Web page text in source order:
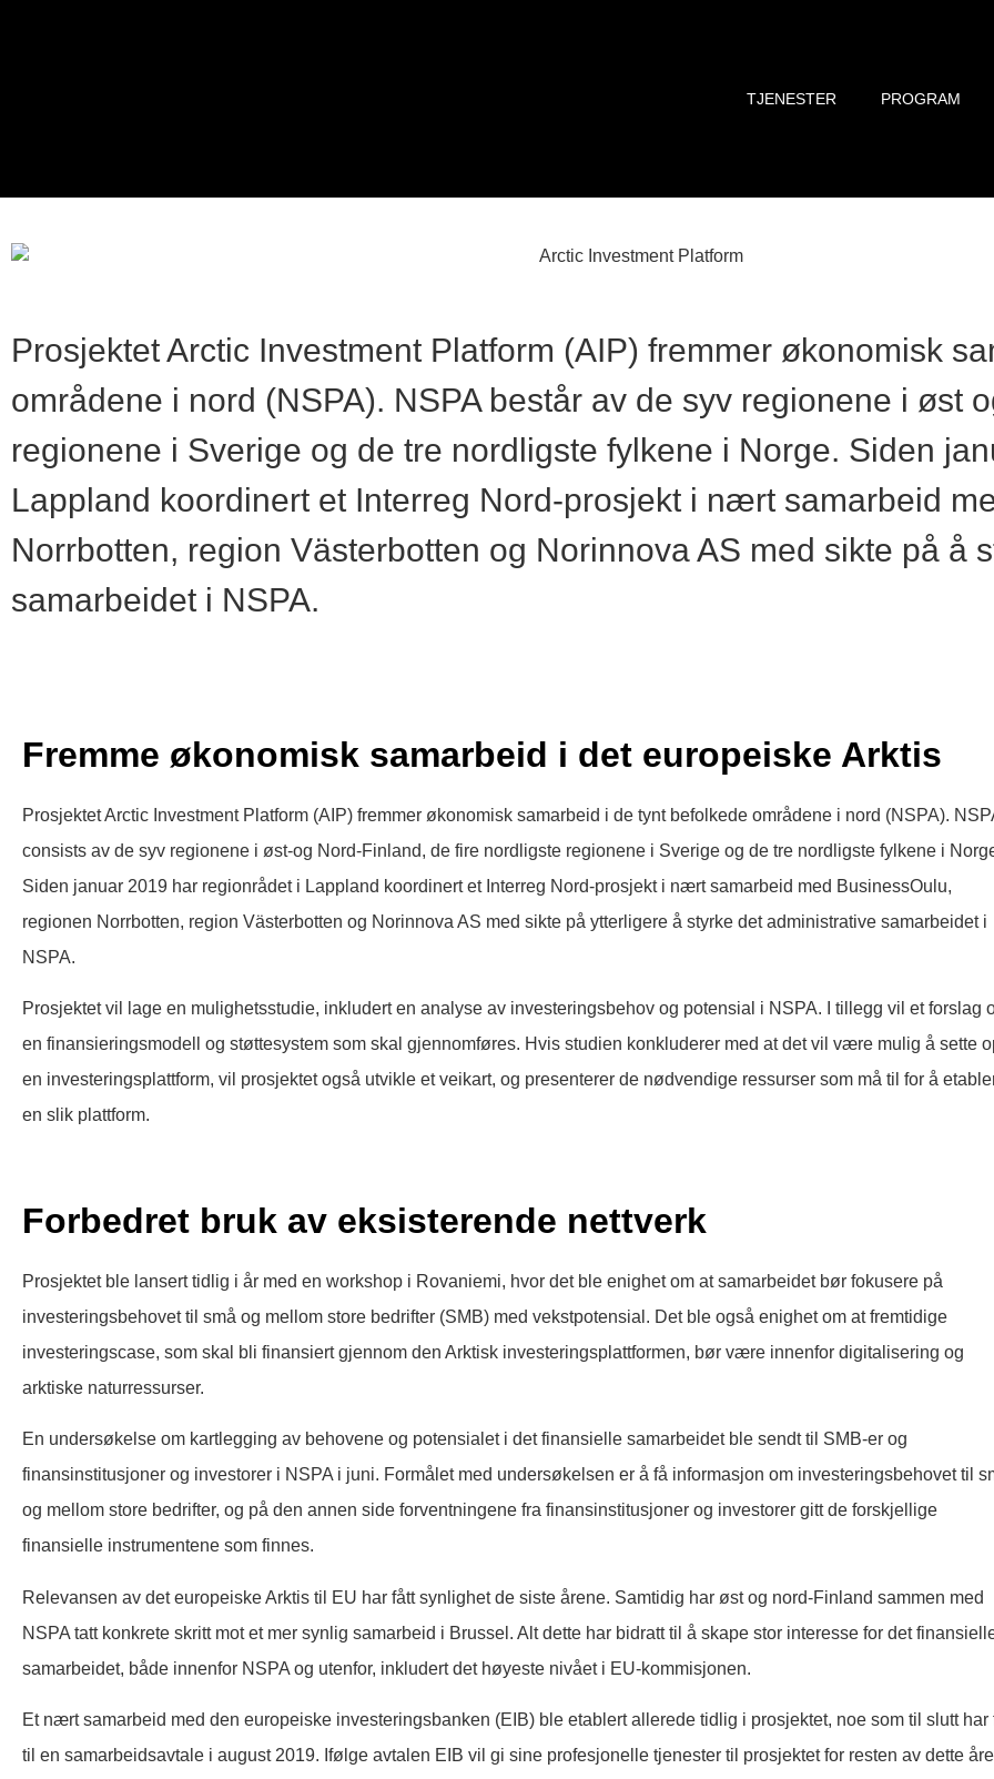
TJENESTER PROGRAM
Prosjektet Arctic Investment Platform (AIP) fremmer økonomisk
områdene i nord (NSPA). NSPA består av de syv regionene i øst
regionene i Sverige og de tre nordligste fylkene i Norge. Siden
Lappland koordinert et Interreg Nord-prosjekt i nært samarbeid
Norrbotten, region Västerbotten og Norinnova AS med sikte på å
samarbeidet i NSPA.
Fremme økonomisk samarbeid i det europeiske Arktis
Prosjektet Arctic Investment Platform (AIP) fremmer økonomisk samarbeid i de tynt befolkede områdene i nord (NSPA).
consists av de syv regionene i øst-og Nord-Finland, de fire nordligste regionene i Sverige og de tre nordligste fylkene i
Siden januar 2019 har regionrådet i Lappland koordinert et Interreg Nord-prosjekt i nært samarbeid med BusinessOulu,
regionen Norrbotten, region Västerbotten og Norinnova AS med sikte på ytterligere å styrke det administrative samarbeidet i
NSPA.
Prosjektet vil lage en mulighetsstudie, inkludert en analyse av investeringsbehov og potensial i NSPA. I tillegg vil et forslag
en finansieringsmodell og støttesystem som skal gjennomføres. Hvis studien konkluderer med at det vil være mulig å sette
en investeringsplattform, vil prosjektet også utvikle et veikart, og presenterer de nødvendige ressurser som må til for å
en slik plattform.
​Forbedret bruk av eksisterende nettverk
Prosjektet ble lansert tidlig i år med en workshop i Rovaniemi, hvor det ble enighet om at samarbeidet bør fokusere på
investeringsbehovet til små og mellom store bedrifter (SMB) med vekstpotensial. Det ble også enighet om at fremtidige
investeringscase, som skal bli finansiert gjennom den Arktisk investeringsplattformen, bør være innenfor digitalisering og
arktiske naturressurser.
En undersøkelse om kartlegging av behovene og potensialet i det finansielle samarbeidet ble sendt til SMB-er og
finansinstitusjoner og investorer i NSPA i juni. Formålet med undersøkelsen er å få informasjon om investeringsbehovet til
og mellom store bedrifter, og på den annen side forventningene fra finansinstitusjoner og investorer gitt de forskjellige
finansielle instrumentene som finnes.
Relevansen av det europeiske Arktis til EU har fått synlighet de siste årene. Samtidig har øst og nord-Finland sammen med
NSPA tatt konkrete skritt mot et mer synlig samarbeid i Brussel. Alt dette har bidratt til å skape stor interesse for det
samarbeidet, både innenfor NSPA og utenfor, inkludert det høyeste nivået i EU-kommisjonen.
Et nært samarbeid med den europeiske investeringsbanken (EIB) ble etablert allerede tidlig i prosjektet, noe som til slutt har
til en samarbeidsavtale i august 2019. Ifølge avtalen EIB vil gi sine profesjonelle tjenester til prosjektet for resten av dette